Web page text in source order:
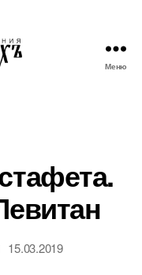
Меню
15.03.2019